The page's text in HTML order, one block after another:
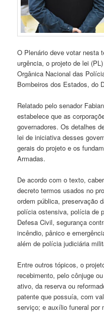
O Plenário deve votar nesta
urgência, o projeto de lei
Orgânica Nacional das
Bombeiros dos Estados, do
Relatado pelo senador
estabelece que as
governadores. Os detalhes
lei de iniciativa desses
gerais do projeto e os
Armadas.
De acordo com o texto,
decreto termos usados no
ordem pública, preservação
polícia ostensiva, polícia de
Defesa Civil, segurança
incêndio, pânico e
além de polícia judiciária
Entre outros tópicos, o
recebimento, pelo cônjuge
ativo, da reserva ou
patente que possuía, com
serviço; e auxílio funeral por